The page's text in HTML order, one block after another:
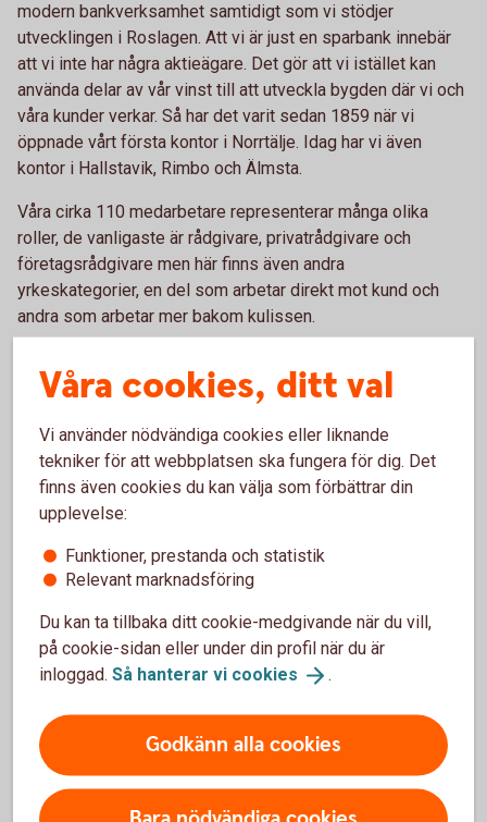
modern bankverksamhet samtidigt som vi stödjer
utvecklingen i Roslagen. Att vi är just en sparbank innebär
att vi inte har några aktieägare. Det gör att vi istället kan
använda delar av vår vinst till att utveckla bygden där vi och
våra kunder verkar. Så har det varit sedan 1859 när vi
öppnade vårt första kontor i Norrtälje. Idag har vi även
kontor i Hallstavik, Rimbo och Älmsta.
Våra cirka 110 medarbetare representerar många olika
roller, de vanligaste är rådgivare, privatrådgivare och
företagsrådgivare men här finns även andra
yrkeskategorier, en del som arbetar direkt mot kund och
andra som arbetar mer bakom kulissen.
medarbetare utvecklas och känner sig uppskattade och
avgörande för vår förmåga att ge våra kunder bästa service.
Om du tycker om det du läser och vill utvecklas med oss –
håll gärna utkik efter våra lediga jobb!
Lediga jobb
här
Våra cookies, ditt val
Vi använder nödvändiga cookies eller liknande
tekniker för att webbplatsen ska fungera för dig. Det
finns även cookies du kan välja som förbättrar din
upplevelse:
Funktioner, prestanda och statistik
Relevant marknadsföring
Du kan ta tillbaka ditt cookie-medgivande när du vill,
på cookie-sidan eller under din profil när du är
inloggad. Så hanterar vi cookies .
Godkänn alla cookies